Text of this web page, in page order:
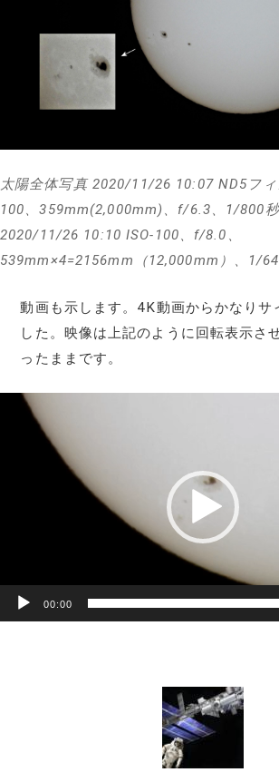
太陽全体写真 2020/11/26 10:07 ND5フ
100、359mm(2,000mm)、f/6.3、1/800
2020/11/26 10:10 ISO-100、f/8.0、
539mm×4=2156mm（12,000mm）、1/
動画も示します。4K動画からかなりサ
した。映像は上記のように回転表示さ
ったままです。
00:00